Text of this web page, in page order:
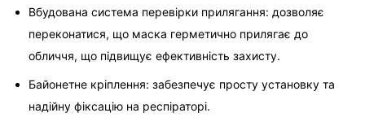
Вбудована система перевірки прилягання: дозволяє
переконатися, що маска герметично прилягає до
обличчя, що підвищує ефективність захисту.
Байонетне кріплення: забезпечує просту установку та
надійну фіксацію на респіраторі.